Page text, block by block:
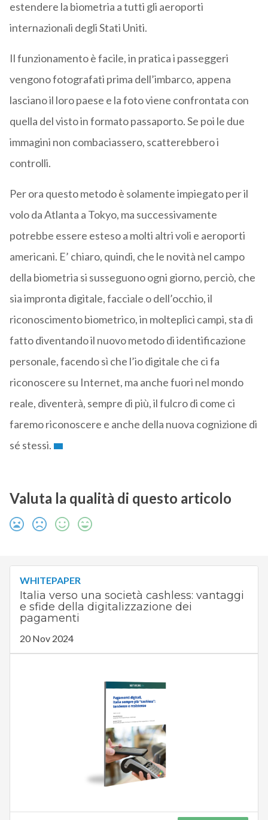
estendere la biometria a tutti gli aeroporti
internazionali degli Stati Uniti.
Il funzionamento è facile, in pratica i passeggeri
vengono fotografati prima dell’imbarco, appena
lasciano il loro paese e la foto viene confrontata con
quella del visto in formato passaporto. Se poi le due
immagini non combaciassero, scatterebbero i
controlli.
Per ora questo metodo è solamente impiegato per il
volo da Atlanta a Tokyo, ma successivamente
potrebbe essere esteso a molti altri voli e aeroporti
americani. E’ chiaro, quindi, che le novità nel campo
della biometria si susseguono ogni giorno, perciò, che
sia impronta digitale, facciale o dell’occhio, il
riconoscimento biometrico, in molteplici campi, sta di
fatto diventando il nuovo metodo di identificazione
personale, facendo sì che l’io digitale che ci fa
riconoscere su Internet, ma anche fuori nel mondo
reale, diventerà, sempre di più, il fulcro di come ci
faremo riconoscere e anche della nuova cognizione di
sé stessi.
Valuta la qualità di questo articolo
WHITEPAPER
Italia verso una società cashless: vantaggi
e sfide della digitalizzazione dei
pagamenti
20 Nov 2024